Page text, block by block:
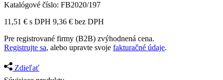
Katalógové číslo: FB2020/197
11,51 € s DPH 9,36 € bez DPH
Pre registrované firmy (B2B) zvýhodnená cena.
Registrujte sa, alebo upravte svoje fakturačné údaje.
Zdieľať